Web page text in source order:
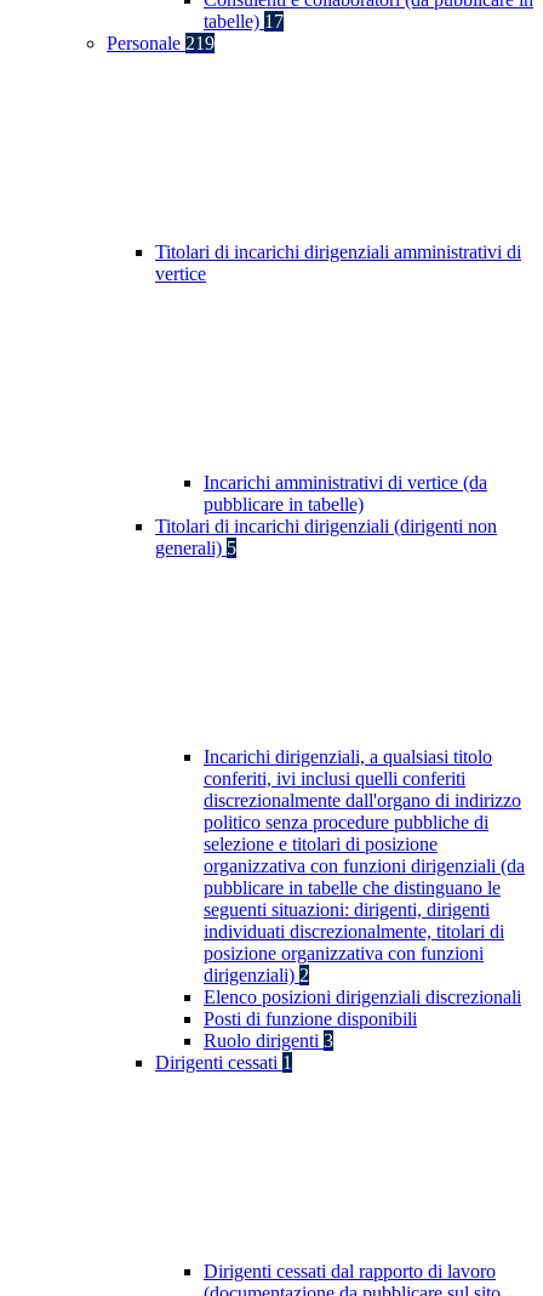
tabelle) 17
Personale 219
Titolari di incarichi dirigenziali amministrativi di
vertice
Incarichi amministrativi di vertice (da
pubblicare in tabelle)
Titolari di incarichi dirigenziali (dirigenti non
generali) 5
Incarichi dirigenziali, a qualsiasi titolo
conferiti, ivi inclusi quelli conferiti
discrezionalmente dall'organo di indirizzo
politico senza procedure pubbliche di
selezione e titolari di posizione
organizzativa con funzioni dirigenziali (da
pubblicare in tabelle che distinguano le
seguenti situazioni: dirigenti, dirigenti
individuati discrezionalmente, titolari di
posizione organizzativa con funzioni
dirigenziali) 2
Elenco posizioni dirigenziali discrezionali
Posti di funzione disponibili
Ruolo dirigenti 3
Dirigenti cessati 1
Dirigenti cessati dal rapporto di lavoro